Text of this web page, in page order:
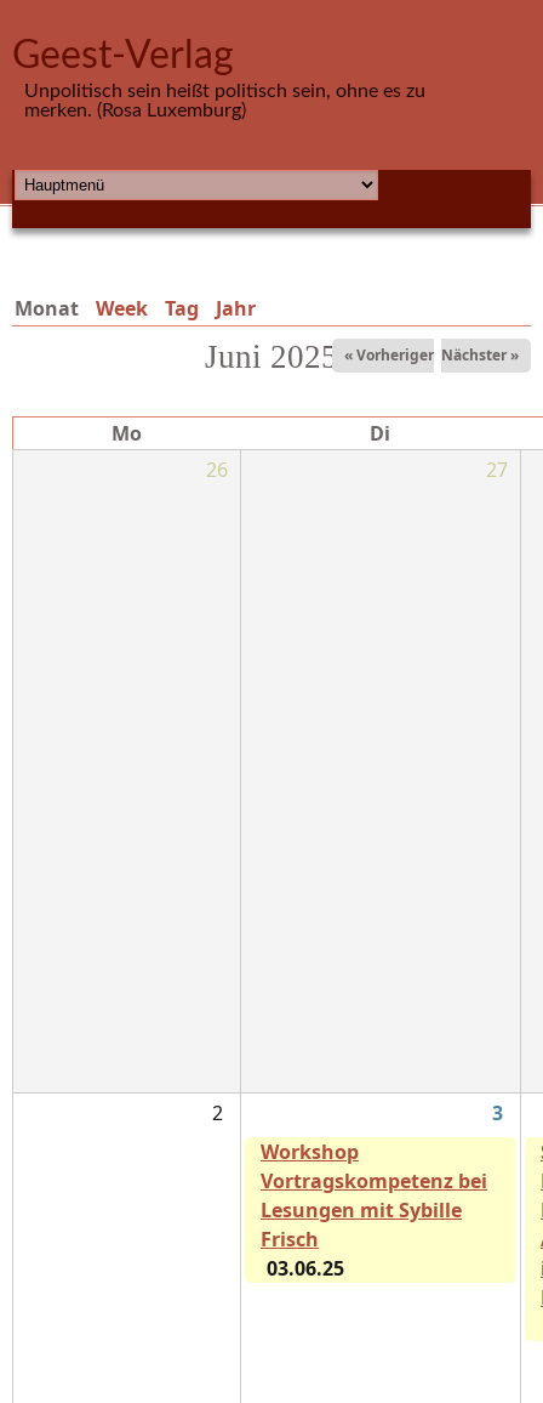
Geest-Verlag
Unpolitisch sein heißt politisch sein, ohne es zu
merken. (Rosa Luxemburg)
HAUPTMENÜ
Monat (aktiver Reiter)
Week Tag Jahr
Juni 2025 « Vorheriger Nächster »
Mo
Di
26
27
2
3
Workshop
Vortragskompetenz bei
Lesungen mit Sybille
Frisch
03.06.25